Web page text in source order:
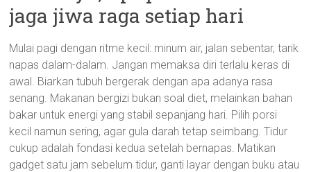
jaga jiwa raga setiap hari
Mulai pagi dengan ritme kecil: minum air, jalan sebentar, tarik
napas dalam-dalam. Jangan memaksa diri terlalu keras di
awal. Biarkan tubuh bergerak dengan apa adanya rasa
senang. Makanan bergizi bukan soal diet, melainkan bahan
bakar untuk energi yang stabil sepanjang hari. Pilih porsi
kecil namun sering, agar gula darah tetap seimbang. Tidur
cukup adalah fondasi kedua setelah bernapas. Matikan
gadget satu jam sebelum tidur, ganti layar dengan buku atau